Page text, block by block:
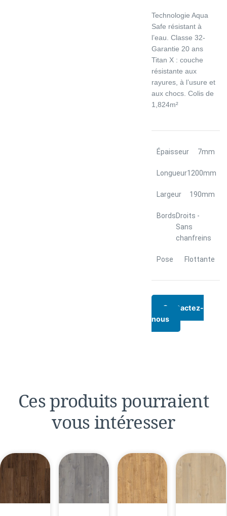
Technologie Aqua
Safe résistant à
l’eau. Classe 32-
Garantie 20 ans
Titan X : couche
résistante aux
rayures, à l’usure et
aux chocs. Colis de
1,824m²
Épaisseur 7mm
Longueur1200mm
Largeur 190mm
BordsDroits -
Sans
chanfreins
Pose Flottante
Contactez-
nous
Ces produits pourraient
vous intéresser